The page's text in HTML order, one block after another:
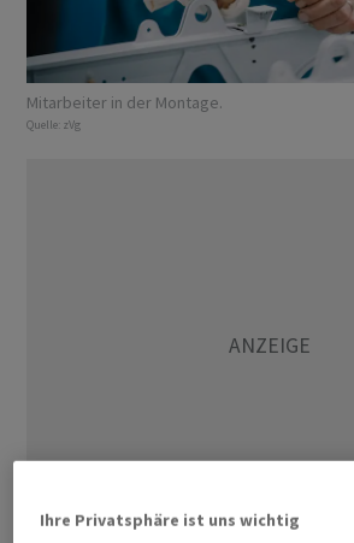
Mitarbeiter in der Montage.
Quelle: zVg
Ihre Privatsphäre ist uns wichtig